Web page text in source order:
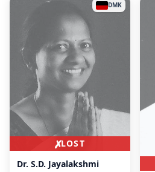
✗LOST
DMK
Dr. S.D. Jayalakshmi